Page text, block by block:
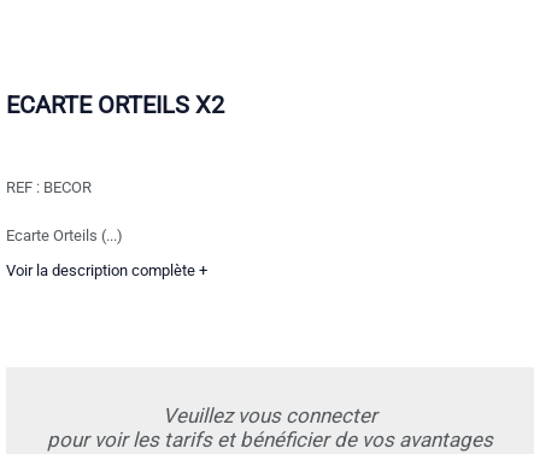
ECARTE ORTEILS X2
REF : BECOR
Ecarte Orteils (...)
Voir la description complète +
Veuillez vous connecter
pour voir les tarifs et bénéficier de vos avantages